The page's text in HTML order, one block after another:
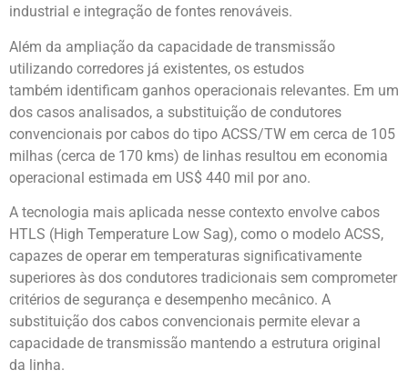
industrial e integração de fontes renováveis.
Além da ampliação da capacidade de transmissão
utilizando corredores já existentes, os estudos
também identificam ganhos operacionais relevantes. Em um
dos casos analisados, a substituição de condutores
convencionais por cabos do tipo ACSS/TW em cerca de 105
milhas (cerca de 170 kms) de linhas resultou em economia
operacional estimada em US$ 440 mil por ano.
A tecnologia mais aplicada nesse contexto envolve cabos
HTLS (High Temperature Low Sag), como o modelo ACSS,
capazes de operar em temperaturas significativamente
superiores às dos condutores tradicionais sem comprometer
critérios de segurança e desempenho mecânico. A
substituição dos cabos convencionais permite elevar a
capacidade de transmissão mantendo a estrutura original
da linha.